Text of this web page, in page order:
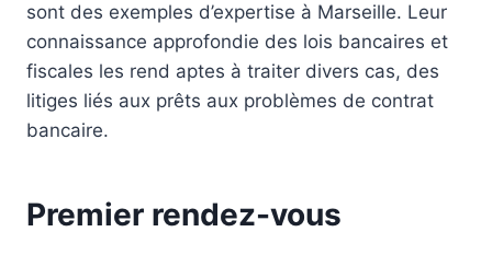
sont des exemples d’expertise à Marseille. Leur
connaissance approfondie des lois bancaires et
fiscales les rend aptes à traiter divers cas, des
litiges liés aux prêts aux problèmes de contrat
bancaire.
Premier rendez-vous